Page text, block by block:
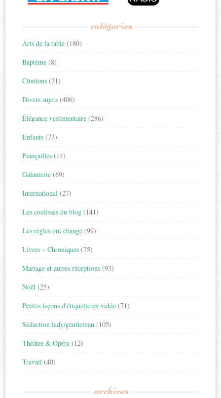
catégories
Arts de la table (180)
Baptême (8)
Citations (21)
Divers sujets (406)
Élégance vestimentaire (286)
Enfants (73)
Fiançailles (14)
Galanterie (69)
International (27)
Les coulisses du blog (141)
Les règles ont changé (99)
Livres – Chroniques (75)
Mariage et autres réceptions (93)
Noël (25)
Petites leçons d'étiquette en vidéo (71)
Séduction lady/gentleman (105)
Théâtre & Opéra (12)
Travail (40)
archives